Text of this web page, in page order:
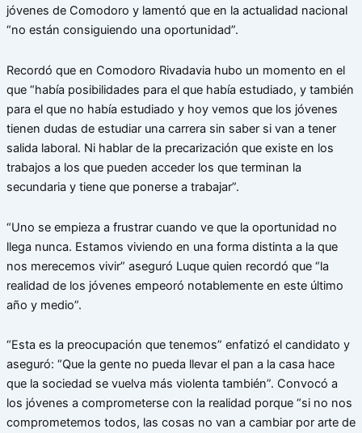
jóvenes de Comodoro y lamentó que en la actualidad nacional
“no están consiguiendo una oportunidad”.
Recordó que en Comodoro Rivadavia hubo un momento en el
que “había posibilidades para el que había estudiado, y también
para el que no había estudiado y hoy vemos que los jóvenes
tienen dudas de estudiar una carrera sin saber si van a tener
salida laboral. Ni hablar de la precarización que existe en los
trabajos a los que pueden acceder los que terminan la
secundaria y tiene que ponerse a trabajar”.
“Uno se empieza a frustrar cuando ve que la oportunidad no
llega nunca. Estamos viviendo en una forma distinta a la que
nos merecemos vivir” aseguró Luque quien recordó que “la
realidad de los jóvenes empeoró notablemente en este último
año y medio”.
“Esta es la preocupación que tenemos” enfatizó el candidato y
aseguró: “Que la gente no pueda llevar el pan a la casa hace
que la sociedad se vuelva más violenta también”. Convocó a
los jóvenes a comprometerse con la realidad porque “si no nos
comprometemos todos, las cosas no van a cambiar por arte de